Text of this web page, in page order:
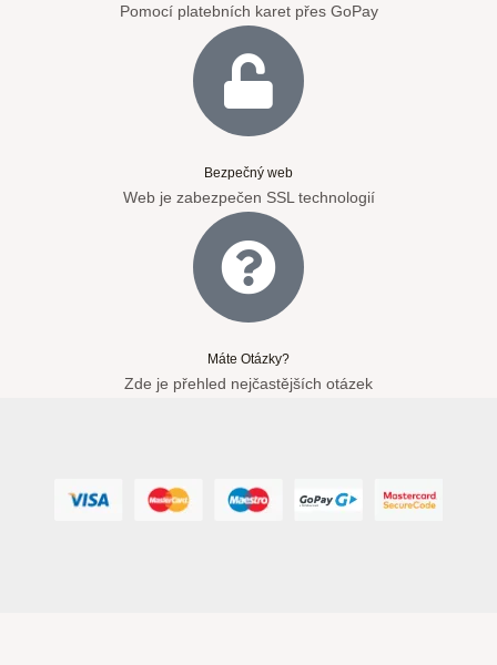
Pomocí platebních karet přes GoPay
Bezpečný web
Web je zabezpečen SSL technologií
Máte Otázky?
Zde je přehled nejčastějších otázek